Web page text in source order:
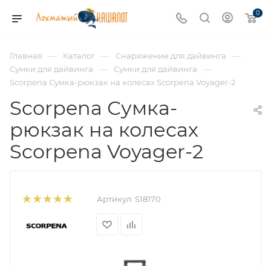
0
Главная — Каталог — Снаряжение для дайвинга —
Сумки для дайвинга — Сумки для дайвинга —
Scorpena Сумка-рюкзак на колесах Scorpena Voyager-2
Scorpena Сумка-
рюкзак на колесах
Scorpena Voyager-2
Артикул: S18170